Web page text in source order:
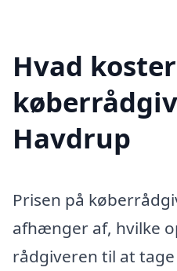
Hvad
Havdrup
Prisen på
afhænger af, hvilke
rådgiveren til at